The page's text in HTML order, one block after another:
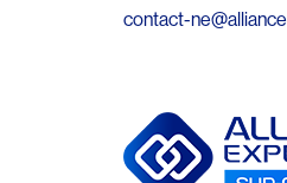
contact-